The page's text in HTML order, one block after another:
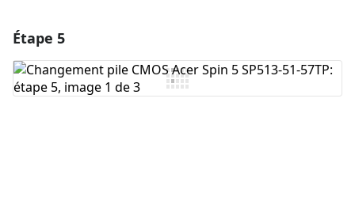
Ajouter un commentaire
Étape 5